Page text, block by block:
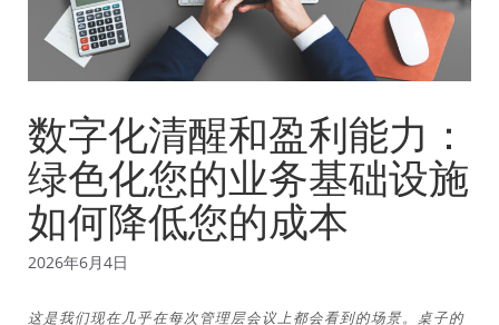
数字化清醒和盈利能力：
绿色化您的业务基础设施
如何降低您的成本
2026年6月4日
这是我们现在几乎在每次管理层会议上都会看到的场景。桌子的